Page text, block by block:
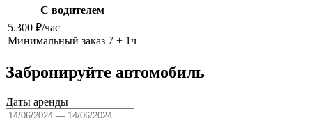
С водителем
5.300 ₽/час
Минимальный заказ 7 + 1ч
Забронируйте автомобиль
Даты аренды